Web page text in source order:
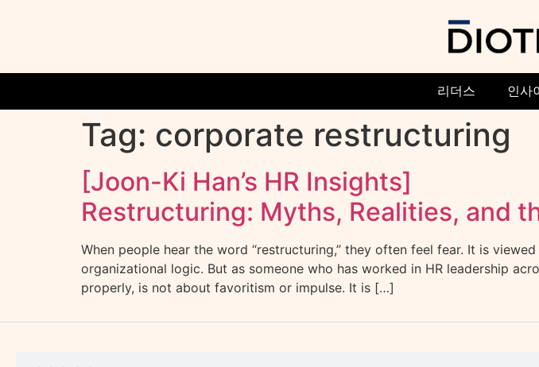
리더스 인사
Tag: corporate restructuring
[Joon-Ki Han’s HR Insights]
Restructuring: Myths, Realities, and
When people hear the word “restructuring,” they often feel fear. It is
organizational logic. But as someone who has worked in HR leadership
properly, is not about favoritism or impulse. It is […]